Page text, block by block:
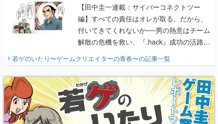
【田中圭一連載：サイバーコネクトツー
編】すべての責任はオレが取る。だから、
付いてきてくれないか──男の熱意はチーム
解散の危機を救い、『.hack』成功の活路を
『少年ジャンプ』色だった【若ゲのいた
り】
若ゲのいたり〜ゲームクリエイターの青春〜の記事一覧